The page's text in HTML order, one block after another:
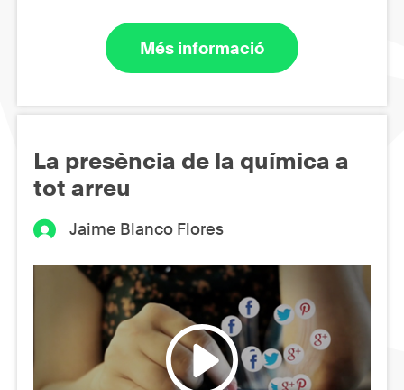
Més informació
La presència de la química a
tot arreu
Jaime Blanco Flores